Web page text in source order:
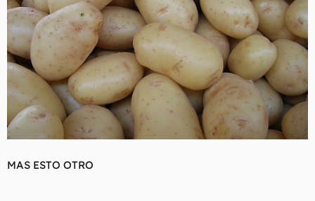
MAS ESTO OTRO